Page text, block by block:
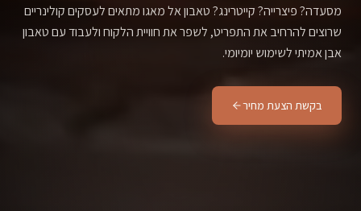
מסעדה? פיצרייה? קייטרינג? טאבון אל מאגו מתאים לעסקים קולינריים
שרוצים להרחיב את התפריט, לשפר את חוויית הלקוח ולעבוד עם טאבון
אבן אמיתי לשימוש יומיומי.
בקשת הצעת מחיר